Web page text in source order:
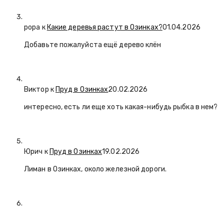
popa кКакие деревья растут в Озинках?01.04.2026
Добавьте пожалуйста ещё дерево клён
Виктор кПруд в Озинках20.02.2026
интересно, есть ли еще хоть какая-нибудь рыбка в нем?
Юрич кПруд в Озинках19.02.2026
Лиман в Озинках, около железной дороги.